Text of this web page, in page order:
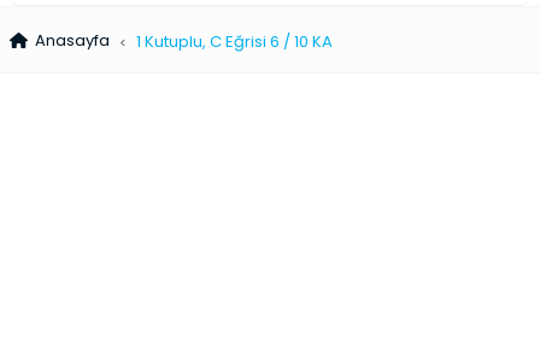
Anasayfa 1 Kutuplu, C Eğrisi 6 / 10 KA